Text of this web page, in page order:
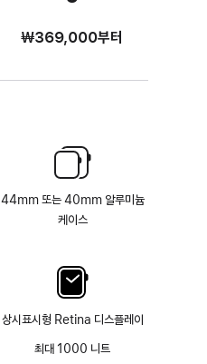
₩369,000부터
44mm 또는 40mm 알루미늄
케이스
상시표시형 Retina 디스플레이
최대 1000 니트